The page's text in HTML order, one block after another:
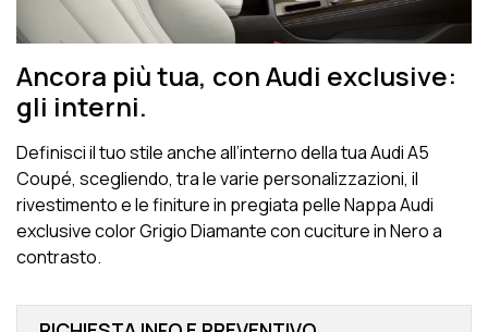
Ancora più tua, con Audi exclusive:
gli interni.
Definisci il tuo stile anche all’interno della tua Audi A5
Coupé, scegliendo, tra le varie personalizzazioni, il
rivestimento e le finiture in pregiata pelle Nappa Audi
exclusive color Grigio Diamante con cuciture in Nero a
contrasto.